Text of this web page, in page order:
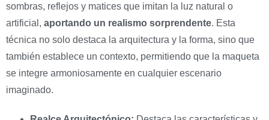
sombras, reflejos y matices que imitan la luz natural o
artificial, aportando un realismo sorprendente. Esta
técnica no solo destaca la arquitectura y la forma, sino que
también establece un contexto, permitiendo que la maqueta
se integre armoniosamente en cualquier escenario
imaginado.